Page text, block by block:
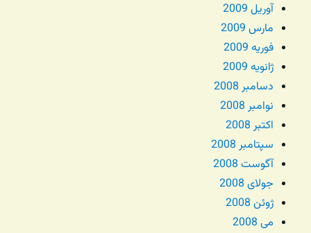
آوریل 2009
مارس 2009
فوریه 2009
ژانویه 2009
دسامبر 2008
نوامبر 2008
اکتبر 2008
سپتامبر 2008
آگوست 2008
جولای 2008
ژوئن 2008
می 2008